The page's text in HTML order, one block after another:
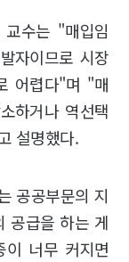
수는 "매입임
자이므로 시장
어렵다"며 "매
하거나 역선택
설명했다.
공공부문의 지
공급을 하는 게
이 너무 커지면